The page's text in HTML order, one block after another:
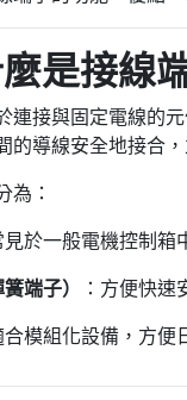
是接線
連接與固定電線的
的導線安全地接合
為：
於一般電機控制箱
端子）
：方便快
模組化設備，方便